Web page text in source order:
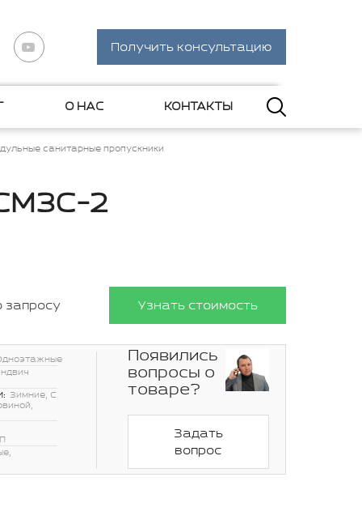
Получить консультацию
О НАС КОНТАКТЫ
санитарные пропускники
2
запросу Узнать стоимость
Зимние, С
Появились
вопросы о
товаре?
Задать
вопрос